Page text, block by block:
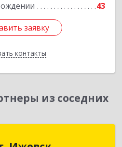
43
заявку
контакты
заявку
Назад
из соседних
Бит, Ижевск